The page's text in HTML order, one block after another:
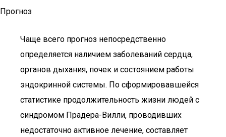
Прогноз
Чаще всего прогноз непосредственно
определяется наличием заболеваний сердца,
органов дыхания, почек и состоянием работы
эндокринной системы. По сформировавшейся
статистике продолжительность жизни людей с
синдромом Прадера-Вилли, проводивших
недостаточно активное лечение, составляет